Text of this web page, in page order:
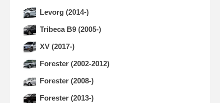
Levorg (2014-)
Tribeca B9 (2005-)
XV (2017-)
Forester (2002-2012)
Forester (2008-)
Forester (2013-)